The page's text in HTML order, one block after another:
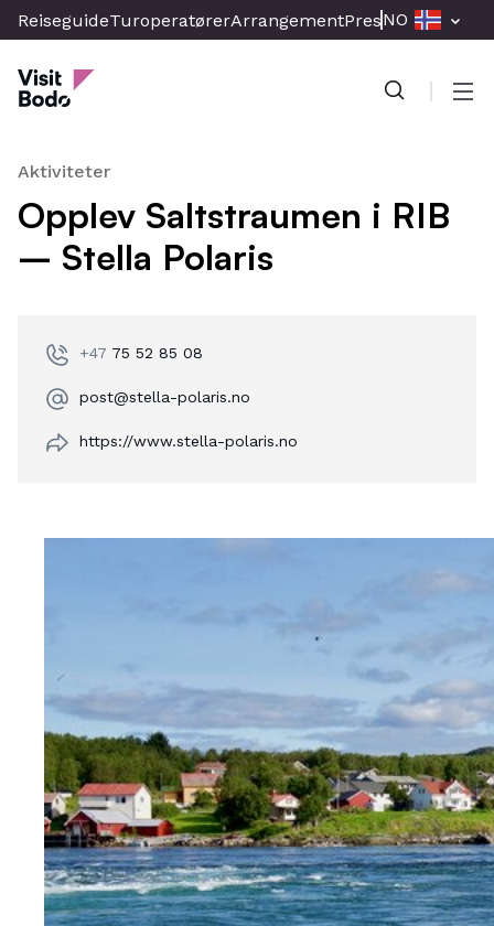
Skip
to
main
content
ReiseguideTuroperatørerArrangementPresse & Media
NO
Visit Bodo
Aktiviteter
Opplev Saltstraumen i RIB
– Stella Polaris
+47 75 52 85 08
post@stella-polaris.no
https://www.stella-polaris.no